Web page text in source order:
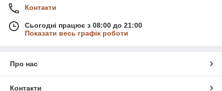
Контакти
Сьогодні працює з 08:00 до 21:00
Показати весь графік роботи
Про нас
Контакти